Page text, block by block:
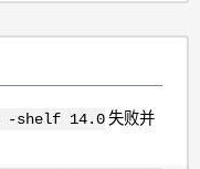
-shelf 14.0失败并